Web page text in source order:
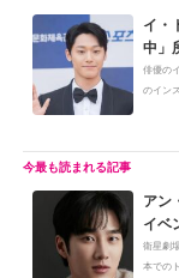
イ・
中」
俳優の
のイン
アン
イベ
衛星劇
本での